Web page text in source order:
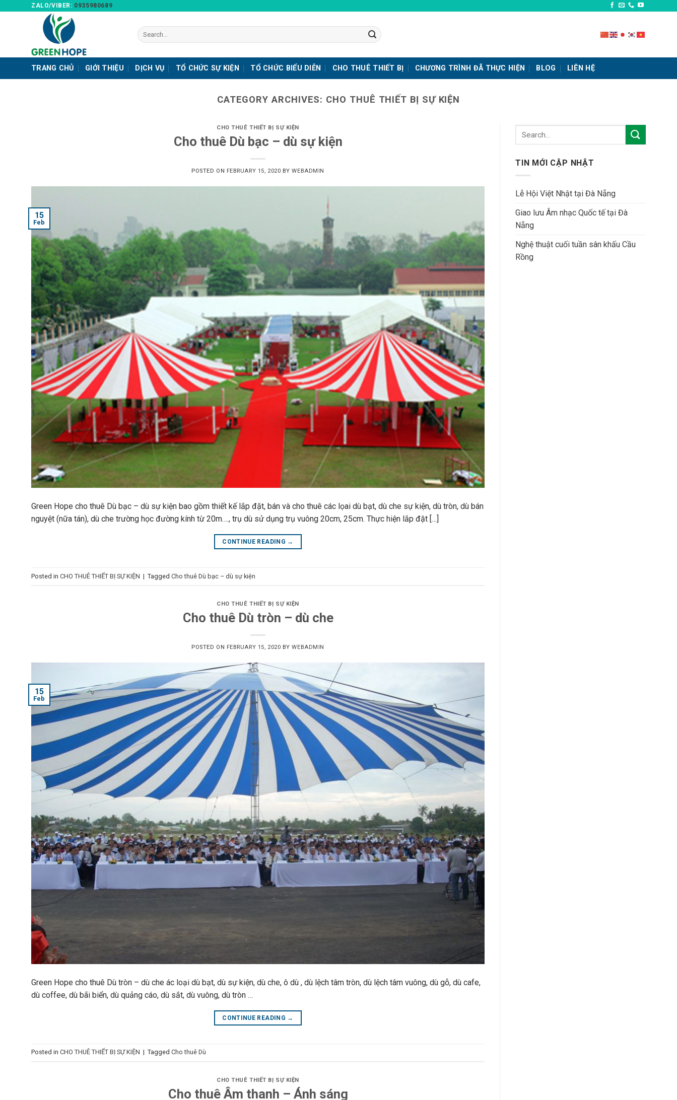
ZALO/VIBER: 0935980689
TRANG CHỦ GIỚI THIỆU DỊCH VỤ TỔ CHỨC SỰ KIỆN TỔ CHỨC BIỂU DIỄN CHO THUÊ THIẾT BỊ CHƯƠNG TRÌNH ĐÃ THỰC HIỆN BLOG LIÊN HỆ
CATEGORY ARCHIVES: CHO THUÊ THIẾT BỊ SỰ KIỆN
CHO THUÊ THIẾT BỊ SỰ KIỆN
Cho thuê Dù bạc – dù sự kiện
POSTED ON FEBRUARY 15, 2020 BYWEBADMIN
15
Feb
Green Hope cho thuê Dù bạc – dù sự kiện bao gồm thiết kế lắp đặt, bán và cho thuê các lọai dù bạt, dù che sự kiện, dù tròn, dù bán
nguyệt (nữa tán), dù che trường học đường kính từ 20m…., trụ dù sử dụng trụ vuông 20cm, 25cm. Thực hiện lắp đặt […]
CONTINUE READING →
Posted in CHO THUÊ THIẾT BỊ SỰ KIỆN | Tagged Cho thuê Dù bạc – dù sự kiện
CHO THUÊ THIẾT BỊ SỰ KIỆN
Cho thuê Dù tròn – dù che
POSTED ON FEBRUARY 15, 2020 BYWEBADMIN
15
Feb
Green Hope cho thuê Dù tròn – dù che ác loại dù bạt, dù sự kiện, dù che, ô dù , dù lệch tâm tròn, dù lệch tâm vuông, dù gỗ, dù cafe,
dù coffee, dù bãi biển, dù quảng cáo, dù sắt, dù vuông, dù tròn …
CONTINUE READING →
Posted in CHO THUÊ THIẾT BỊ SỰ KIỆN | Tagged Cho thuê Dù
CHO THUÊ THIẾT BỊ SỰ KIỆN
Cho thuê Âm thanh – Ánh sáng
TIN MỚI CẬP NHẬT
Lễ Hội Việt Nhật tại Đà Nẵng
Giao lưu Âm nhạc Quốc tế tại Đà
Nẵng
Nghệ thuật cuối tuần sân khấu Cầu
Rồng